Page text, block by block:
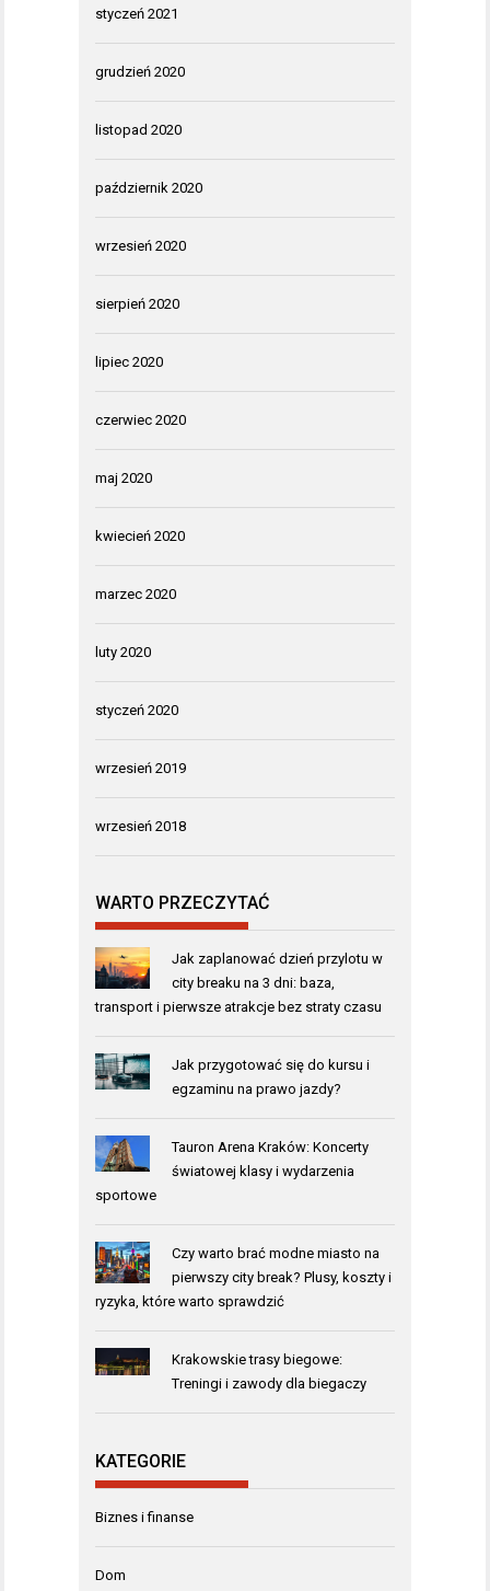
styczeń 2021
grudzień 2020
listopad 2020
październik 2020
wrzesień 2020
sierpień 2020
lipiec 2020
czerwiec 2020
maj 2020
kwiecień 2020
marzec 2020
luty 2020
styczeń 2020
wrzesień 2019
wrzesień 2018
WARTO PRZECZYTAĆ
Jak zaplanować dzień przylotu w
city breaku na 3 dni: baza,
transport i pierwsze atrakcje bez straty czasu
Jak przygotować się do kursu i
egzaminu na prawo jazdy?
Tauron Arena Kraków: Koncerty
światowej klasy i wydarzenia
sportowe
Czy warto brać modne miasto na
pierwszy city break? Plusy, koszty i
ryzyka, które warto sprawdzić
Krakowskie trasy biegowe:
Treningi i zawody dla biegaczy
KATEGORIE
Biznes i finanse
Dom